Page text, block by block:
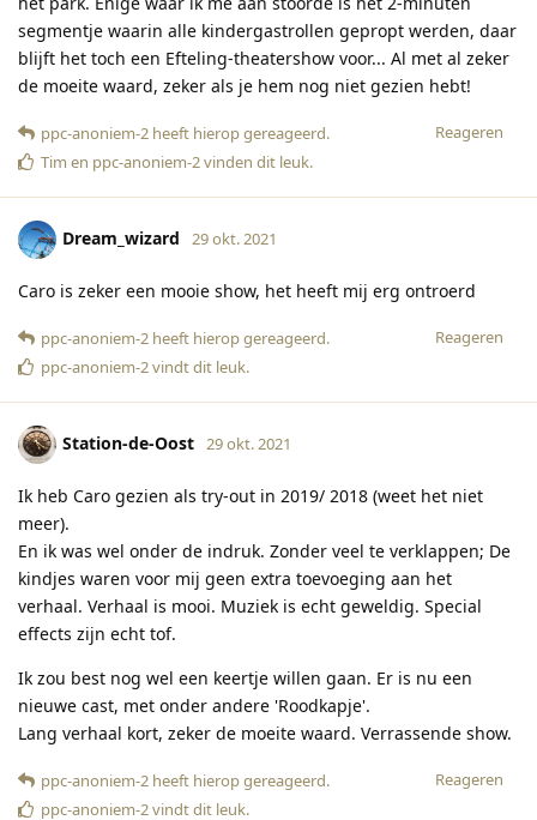
segmentje waarin alle kindergastrollen gepropt werden, daar
blijft het toch een Efteling-theatershow voor... Al met al zeker
de moeite waard, zeker als je hem nog niet gezien hebt!
Reageren
ppc-anoniem-2 heeft hierop gereageerd.
Tim en ppc-anoniem-2vinden dit leuk.
Dream_wizard 29 okt. 2021
Caro is zeker een mooie show, het heeft mij erg ontroerd
Reageren
ppc-anoniem-2 heeft hierop gereageerd.
ppc-anoniem-2vindt dit leuk.
Station-de-Oost 29 okt. 2021
Ik heb Caro gezien als try-out in 2019/ 2018 (weet het niet
meer).
En ik was wel onder de indruk. Zonder veel te verklappen; De
kindjes waren voor mij geen extra toevoeging aan het
verhaal. Verhaal is mooi. Muziek is echt geweldig. Special
effects zijn echt tof.
Ik zou best nog wel een keertje willen gaan. Er is nu een
nieuwe cast, met onder andere 'Roodkapje'.
Lang verhaal kort, zeker de moeite waard. Verrassende show.
Reageren
ppc-anoniem-2 heeft hierop gereageerd.
ppc-anoniem-2vindt dit leuk.